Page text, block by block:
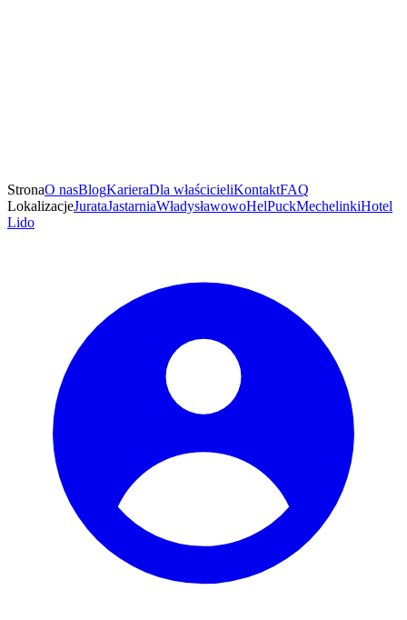
StronaO nasBlogKarieraDla właścicieliKontaktFAQ
LokalizacjeJurataJastarniaWładysławowoHelPuckMechelinkiHotel
Lido